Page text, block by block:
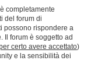
completamente
del forum di
possono rispondere a
Il forum è soggetto ad
certo avere accettato)
e la sensibilità dei